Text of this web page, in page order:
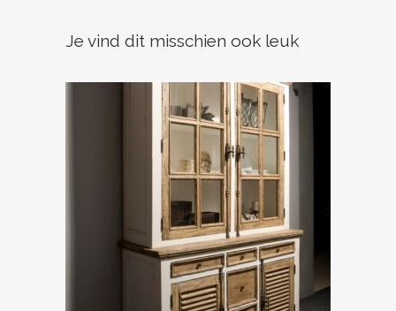
Je vind dit misschien ook leuk